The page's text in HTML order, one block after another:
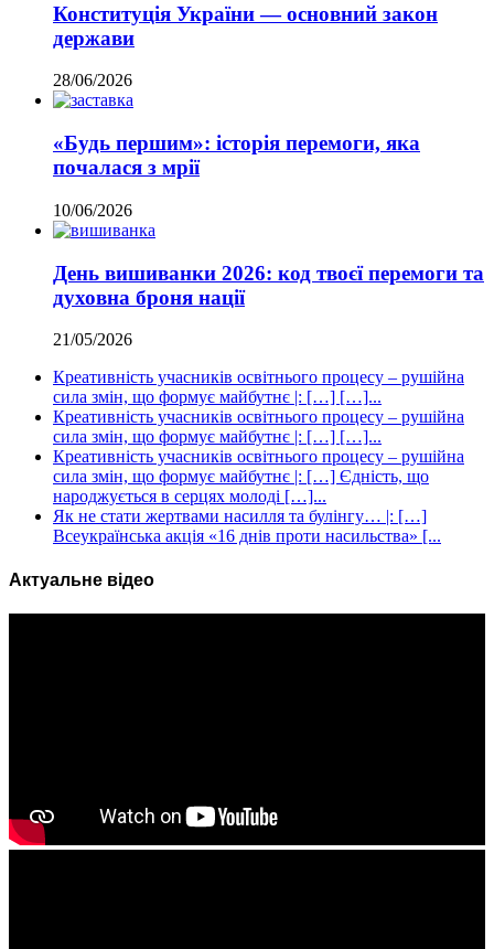
Конституція України — основний закон
держави
28/06/2026
«Будь першим»: історія перемоги, яка
почалася з мрії
10/06/2026
День вишиванки 2026: код твоєї перемоги та
духовна броня нації
21/05/2026
Креативність учасників освітнього процесу – рушійна
сила змін, що формує майбутнє |: […] […]...
Креативність учасників освітнього процесу – рушійна
сила змін, що формує майбутнє |: […] […]...
Креативність учасників освітнього процесу – рушійна
сила змін, що формує майбутнє |: […] Єдність, що
народжується в серцях молоді […]...
Як не стати жертвами насилля та булінгу… |: […]
Всеукраїнська акція «16 днів проти насильства» [...
Актуальне відео